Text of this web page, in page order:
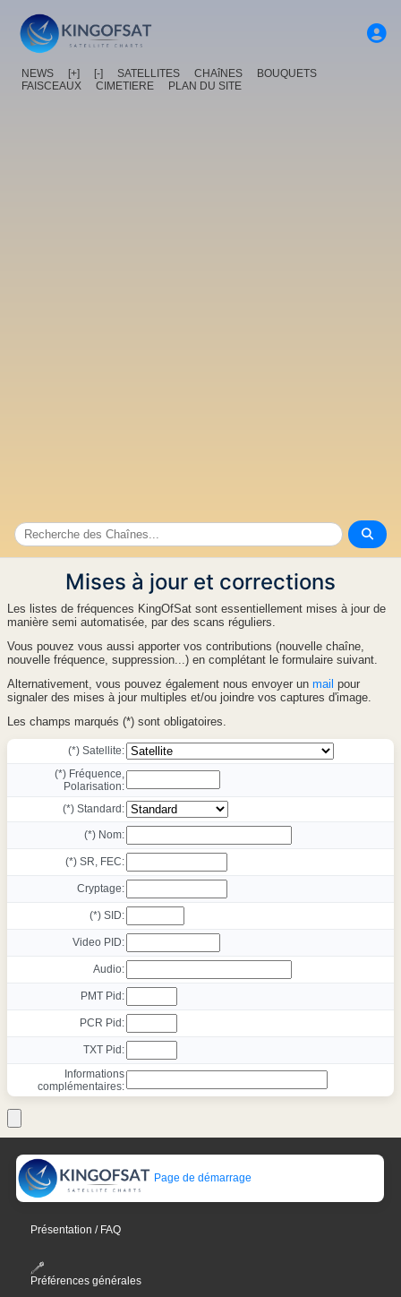
NEWS [+] [-] SATELLITES CHAîNES
BOUQUETS
FAISCEAUX
CIMETIERE PLAN DU SITE
Mises à jour et corrections
Les listes de fréquences KingOfSat sont essentiellement mises à jour de
manière semi automatisée, par des scans réguliers.
Vous pouvez vous aussi apporter vos contributions (nouvelle chaîne,
nouvelle fréquence, suppression...) en complétant le formulaire suivant.
Alternativement, vous pouvez également nous envoyer un mail pour
signaler des mises à jour multiples et/ou joindre vos captures d'image.
Les champs marqués (*) sont obligatoires.
(*) Satellite:
(*) Fréquence,
Polarisation:
(*) Standard:
(*) Nom:
(*) SR, FEC:
Cryptage:
(*) SID:
Video PID:
Audio:
PMT Pid:
PCR Pid:
TXT Pid:
Informations
complémentaires:
Page de démarrage
Présentation / FAQ
Préférences générales